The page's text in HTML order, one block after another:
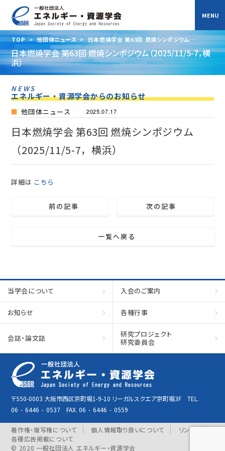
TOP > 他団体ニュース > 日本燃焼学会 第63回 燃焼シンポジウム
（2025/11/5-7，横浜）
日本燃焼学会 第63回 燃焼シンポジウム（2025/11/5-7，横
浜）
NEWS
エネルギー・資源学会からのお知らせ
他団体ニュース 2025.07.17
日本燃焼学会 第63回 燃焼シンポジウム
（2025/11/5-7，横浜）
詳細は こちら
前の記事
一覧へ戻る
次の記事
当学会について 入会のご案内
お知らせ 各種行事
会誌・論文誌
研究プロジェクト
研究委員会
〒550-0003 大阪市西区京町堀1-9-10 リーガルスクエア京町堀3F TEL.
06 - 6446 - 0537 FAX. 06 - 6446 - 0559
著作権・複写権について 個人情報取り扱いについて
リンク
各種広告掲載について
© 2020 一般社団法人 エネルギー・資源学会